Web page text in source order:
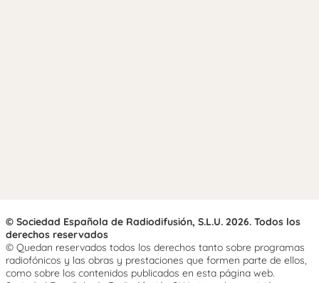
© Sociedad Española de Radiodifusión, S.L.U. 2026. Todos los
derechos reservados
© Quedan reservados todos los derechos tanto sobre programas
radiofónicos y las obras y prestaciones que formen parte de ellos,
como sobre los contenidos publicados en esta página web.